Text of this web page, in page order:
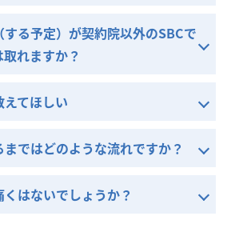
る予定）が契約院以外のSBCで
れますか？
てほしい
ではどのような流れですか？
はないでしょうか？